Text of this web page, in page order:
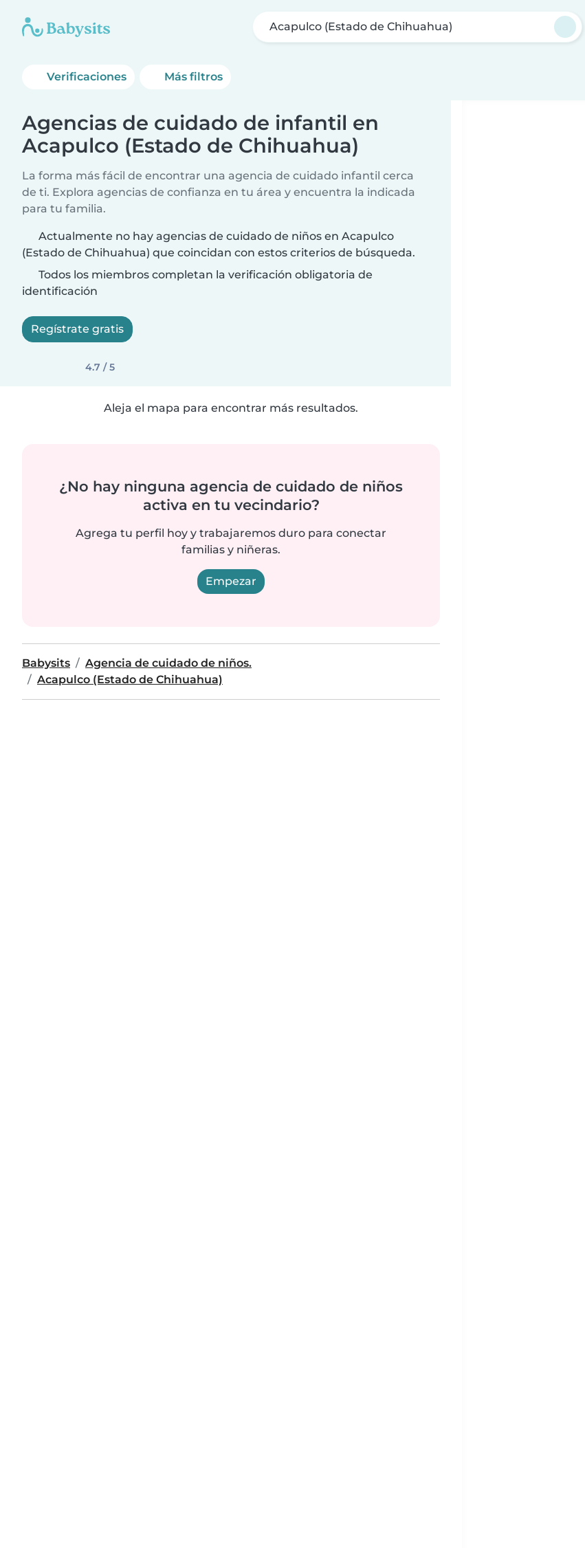
Acapulco (Estado de Chihuahua)
Verificaciones Más filtros
Agencias de cuidado de infantil en
Acapulco (Estado de Chihuahua)
La forma más fácil de encontrar una agencia de cuidado infantil cerca
de ti. Explora agencias de confianza en tu área y encuentra la indicada
para tu familia.
Actualmente no hay agencias de cuidado de niños en Acapulco
(Estado de Chihuahua) que coincidan con estos criterios de búsqueda.
Todos los miembros completan la verificación obligatoria de
identificación
Regístrate gratis
4.7 / 5
Aleja el mapa para encontrar más resultados.
¿No hay ninguna agencia de cuidado de niños
activa en tu vecindario?
Agrega tu perfil hoy y trabajaremos duro para conectar
familias y niñeras.
Empezar
Babysits
Agencia de cuidado de niños.
Acapulco (Estado de Chihuahua)